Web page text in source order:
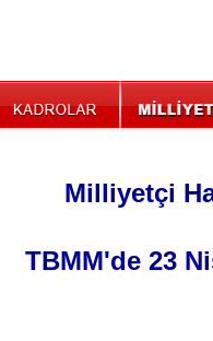
Milliyetçi
TBMM'de 23